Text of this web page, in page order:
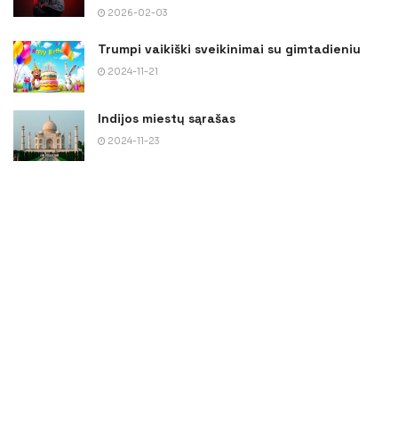
2026-02-03
Trumpi vaikiški sveikinimai su gimtadieniu
2024-11-21
Indijos miestų sąrašas
2024-11-23